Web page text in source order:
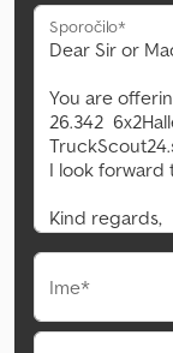
Sporočilo*
Ime*